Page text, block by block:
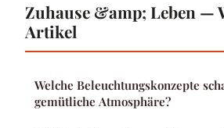
Zuhause &amp; Leben —
Artikel
Welche Beleuchtungskonzepte
gemütliche Atmosphäre?